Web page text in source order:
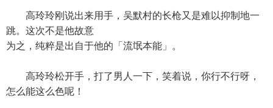
高玲玲刚说出来用手，吴默村的长枪又是难以抑制地一
跳。这次不是他故意
为之，纯粹是出自于他的「流氓本能」。
高玲玲松开手，打了男人一下，笑着说，你行不行呀，
怎么能这么色呢！